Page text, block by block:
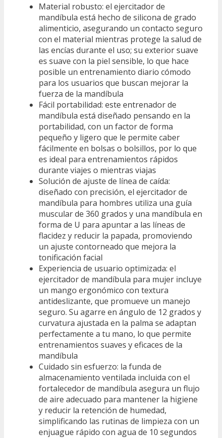
Material robusto: el ejercitador de
mandíbula está hecho de silicona de grado
alimenticio, asegurando un contacto seguro
con el material mientras protege la salud de
las encías durante el uso; su exterior suave
es suave con la piel sensible, lo que hace
posible un entrenamiento diario cómodo
para los usuarios que buscan mejorar la
fuerza de la mandíbula
Fácil portabilidad: este entrenador de
mandíbula está diseñado pensando en la
portabilidad, con un factor de forma
pequeño y ligero que le permite caber
fácilmente en bolsas o bolsillos, por lo que
es ideal para entrenamientos rápidos
durante viajes o mientras viajas
Solución de ajuste de línea de caída:
diseñado con precisión, el ejercitador de
mandíbula para hombres utiliza una guía
muscular de 360 grados y una mandíbula en
forma de U para apuntar a las líneas de
flacidez y reducir la papada, promoviendo
un ajuste contorneado que mejora la
tonificación facial
Experiencia de usuario optimizada: el
ejercitador de mandíbula para mujer incluye
un mango ergonómico con textura
antideslizante, que promueve un manejo
seguro. Su agarre en ángulo de 12 grados y
curvatura ajustada en la palma se adaptan
perfectamente a tu mano, lo que permite
entrenamientos suaves y eficaces de la
mandíbula
Cuidado sin esfuerzo: la funda de
almacenamiento ventilada incluida con el
fortalecedor de mandíbula asegura un flujo
de aire adecuado para mantener la higiene
y reducir la retención de humedad,
simplificando las rutinas de limpieza con un
enjuague rápido con agua de 10 segundos